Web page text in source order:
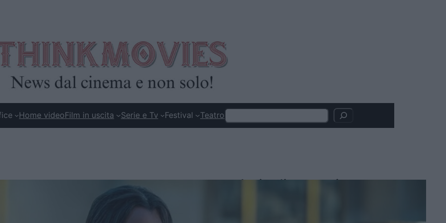
Home videoFilm in uscita Serie e Tv Festival TeatroSearch
Articoli recenti